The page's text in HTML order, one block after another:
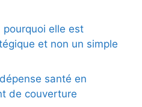
pourquoi elle est
et non un simple
santé en
de couverture